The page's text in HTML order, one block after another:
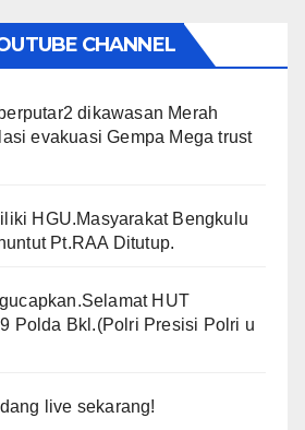
CHANNEL
dikawasan Merah
evakuasi Gempa Mega trust
HGU.Masyarakat Bengkulu
Pt.RAA Ditutup.
HUT
Polda Bkl.(Polri Presisi Polri u
live sekarang!